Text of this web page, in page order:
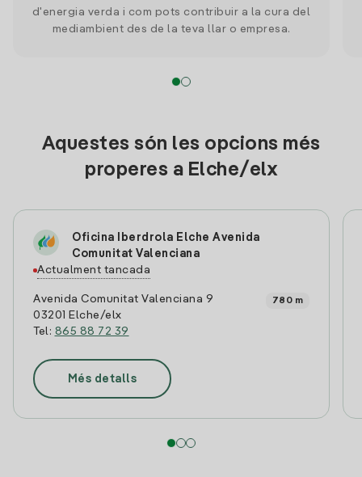
d'energia verda i com pots contribuir a la cura del
mediambient des de la teva llar o empresa.
Aquestes són les opcions més
properes a Elche/elx
Oficina Iberdrola Elche Avenida
Comunitat Valenciana
Actualment tancada
Avenida Comunitat Valenciana 9
03201 Elche/elx
Tel: 865 88 72 39
780 m
Més detalls